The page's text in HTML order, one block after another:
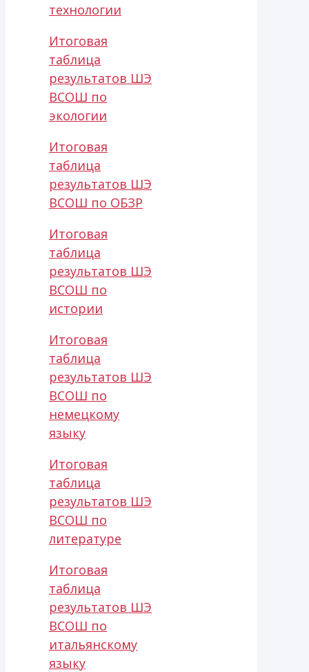
технологии
Итоговая
таблица
результатов ШЭ
ВСОШ по
экологии
Итоговая
таблица
результатов ШЭ
ВСОШ по ОБЗР
Итоговая
таблица
результатов ШЭ
ВСОШ по
истории
Итоговая
таблица
результатов ШЭ
ВСОШ по
немецкому
языку
Итоговая
таблица
результатов ШЭ
ВСОШ по
литературе
Итоговая
таблица
результатов ШЭ
ВСОШ по
итальянскому
языку